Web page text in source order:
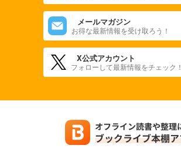
メールマガジン
お得な最新情報を受け取ろう！
X公式アカウント
フォローして最新情報をチェック！